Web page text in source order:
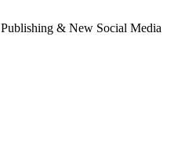
& New Social Media